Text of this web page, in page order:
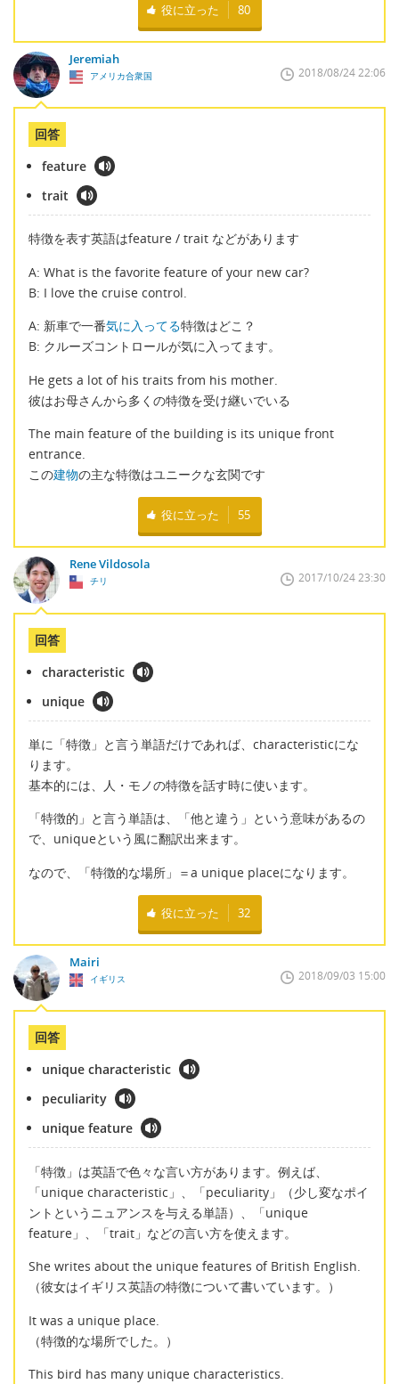
役に立った 80
Jeremiah
アメリカ合衆国 2018/08/24 22:06
回答
feature
trait
特徴を表す英語はfeature / trait などがあります
A: What is the favorite feature of your new car?
B: I love the cruise control.
A: 新車で一番気に入ってる特徴はどこ？
B: クルーズコントロールが気に入ってます。
He gets a lot of his traits from his mother.
彼はお母さんから多くの特徴を受け継いでいる
The main feature of the building is its unique front
entrance.
この建物の主な特徴はユニークな玄関です
役に立った 55
Rene Vildosola
チリ 2017/10/24 23:30
回答
characteristic
unique
単に「特徴」と言う単語だけであれば、characteristicにな
ります。
基本的には、人・モノの特徴を話す時に使います。
「特徴的」と言う単語は、「他と違う」という意味があるの
で、uniqueという風に翻訳出来ます。
なので、「特徴的な場所」＝a unique placeになります。
役に立った 32
Mairi
イギリス 2018/09/03 15:00
回答
unique characteristic
peculiarity
unique feature
「特徴」は英語で色々な言い方があります。例えば、
「unique characteristic」、「peculiarity」（少し変なポイ
ントというニュアンスを与える単語）、「unique
feature」、「trait」などの言い方を使えます。
She writes about the unique features of British English.
（彼女はイギリス英語の特徴について書いています。）
It was a unique place.
（特徴的な場所でした。）
This bird has many unique characteristics.